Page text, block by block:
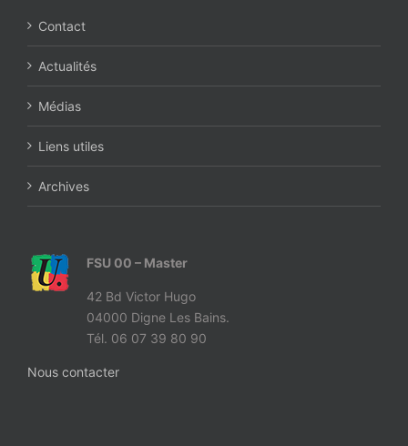
Contact
Actualités
Médias
Liens utiles
Archives
FSU 00 – Master
42 Bd Victor Hugo
04000 Digne Les Bains.
Tél. 06 07 39 80 90
Nous contacter